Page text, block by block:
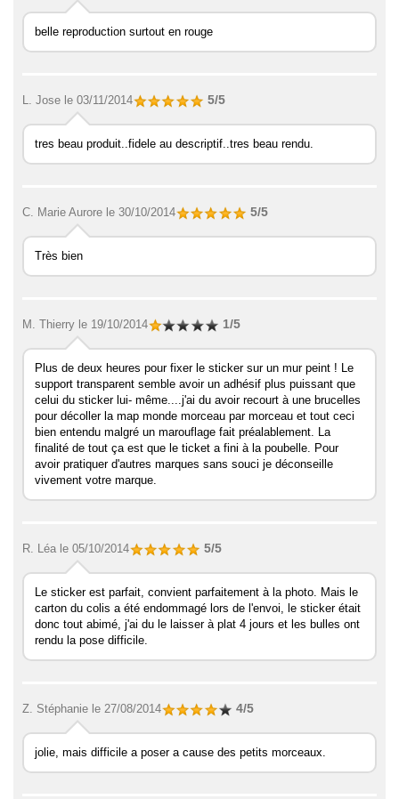
belle reproduction surtout en rouge
L. Jose le 03/11/2014 5/5
tres beau produit..fidele au descriptif..tres beau rendu.
C. Marie Aurore le 30/10/2014 5/5
Très bien
M. Thierry le 19/10/2014 1/5
Plus de deux heures pour fixer le sticker sur un mur peint ! Le
support transparent semble avoir un adhésif plus puissant que
celui du sticker lui- même....j'ai du avoir recourt à une brucelles
pour décoller la map monde morceau par morceau et tout ceci
bien entendu malgré un marouflage fait préalablement. La
finalité de tout ça est que le ticket a fini à la poubelle. Pour
avoir pratiquer d'autres marques sans souci je déconseille
vivement votre marque.
R. Léa le 05/10/2014 5/5
Le sticker est parfait, convient parfaitement à la photo. Mais le
carton du colis a été endommagé lors de l'envoi, le sticker était
donc tout abimé, j'ai du le laisser à plat 4 jours et les bulles ont
rendu la pose difficile.
Z. Stéphanie le 27/08/2014 4/5
jolie, mais difficile a poser a cause des petits morceaux.